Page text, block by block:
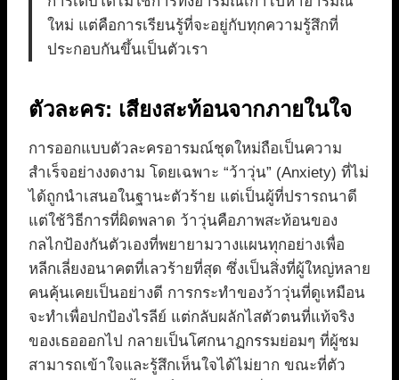
ใหม่ แต่คือการเรียนรู้ที่จะอยู่กับทุกความรู้สึกที่
ประกอบกันขึ้นเป็นตัวเรา
ตัวละคร: เสียงสะท้อนจากภายในใจ
การออกแบบตัวละครอารมณ์ชุดใหม่ถือเป็นความ
สำเร็จอย่างงดงาม โดยเฉพาะ “ว้าวุ่น” (Anxiety) ที่ไม่
ได้ถูกนำเสนอในฐานะตัวร้าย แต่เป็นผู้ที่ปรารถนาดี
แต่ใช้วิธีการที่ผิดพลาด ว้าวุ่นคือภาพสะท้อนของ
กลไกป้องกันตัวเองที่พยายามวางแผนทุกอย่างเพื่อ
หลีกเลี่ยงอนาคตที่เลวร้ายที่สุด ซึ่งเป็นสิ่งที่ผู้ใหญ่หลาย
คนคุ้นเคยเป็นอย่างดี การกระทำของว้าวุ่นที่ดูเหมือน
จะทำเพื่อปกป้องไรลีย์ แต่กลับผลักไสตัวตนที่แท้จริง
ของเธอออกไป กลายเป็นโศกนาฏกรรมย่อมๆ ที่ผู้ชม
สามารถเข้าใจและรู้สึกเห็นใจได้ไม่ยาก ขณะที่ตัว